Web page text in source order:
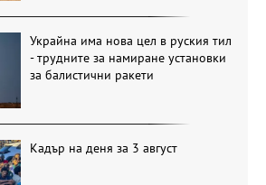
Украйна има нова цел в руския тил
- трудните за намиране установки
за балистични ракети
Кадър на деня за 3 август